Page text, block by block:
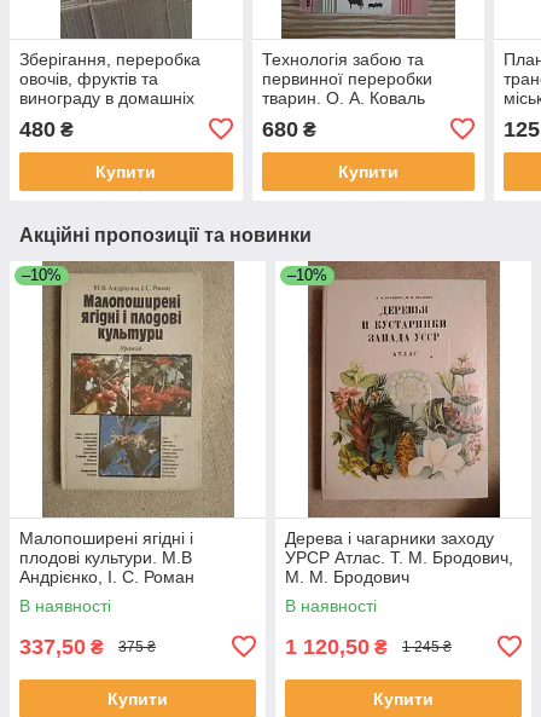
Зберігання, переробка
овочів, фруктів та
винограду в домашніх
умовах. В. І. Анохіна. Г. М.
Рибак. Т. Л. Сердюк. Київ.
1988
480 ₴
Купити
Технологія забою та
первинної переробки
тварин. О. А. Коваль
680₴
Купити
125
Акційні пропозиції та новинки
–10%
Малопоширені ягідні і
плодові культури. М.В
Андрієнко, І. С. Роман
В наявності
337,50 ₴ 375 ₴
Купити
–10%
Дерева і чагарники заходу
УРСР Атлас. Т. М. Бродович,
М. М. Бродович
В наявності
1 120,50 ₴ 1 245 ₴
Купити